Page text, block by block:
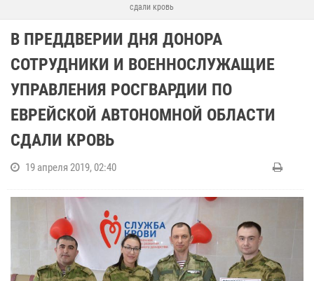
сдали кровь
В ПРЕДДВЕРИИ ДНЯ ДОНОРА
СОТРУДНИКИ И ВОЕННОСЛУЖАЩИЕ
УПРАВЛЕНИЯ РОСГВАРДИИ ПО
ЕВРЕЙСКОЙ АВТОНОМНОЙ ОБЛАСТИ
СДАЛИ КРОВЬ
19 апреля 2019, 02:40